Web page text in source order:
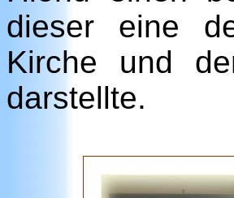
dieser eine
Kirche und
darstellte.